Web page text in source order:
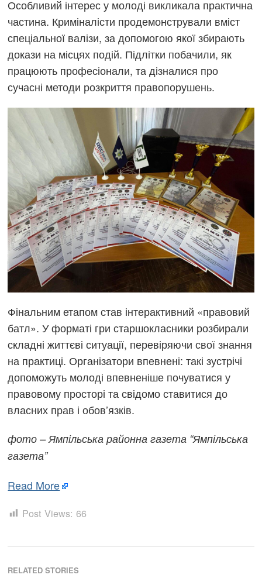
Особливий інтерес у молоді викликала практична
частина. Криміналісти продемонстрували вміст
спеціальної валізи, за допомогою якої збирають
докази на місцях подій. Підлітки побачили, як
працюють професіонали, та дізналися про
сучасні методи розкриття правопорушень.
Фінальним етапом став інтерактивний «правовий
батл». У форматі гри старшокласники розбирали
складні життєві ситуації, перевіряючи свої знання
на практиці. Організатори впевнені: такі зустрічі
допоможуть молоді впевненіше почуватися у
правовому просторі та свідомо ставитися до
власних прав і обов’язків.
фото – Ямпільська районна газета “Ямпільська
газета”
Read More
Post Views: 66
RELATED STORIES